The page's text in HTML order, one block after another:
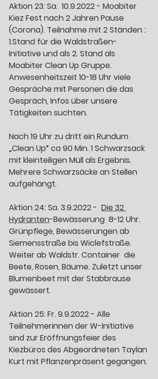
Aktion 23: Sa.  10.9.2022 - Moabiter
Kiez Fest nach 2 Jahren Pause
(Corona). Teilnahme mit 2 Ständen :
1.Stand für die Waldstraßen-
Initiative und als 2. Stand als
Moabiter Clean Up Gruppe.
Anwesenheitszeit 10-18 Uhr viele
Gespräche mit Personen die das
Gespräch, Infos über unsere
Tätigkeiten suchten.
Nach 19 Uhr zu dritt ein Rundum
„Clean Up“ ca 90 Min. 1 Schwarzsack
mit kleinteiligen Müll als Ergebnis.
Mehrere Schwarzsäcke an Stellen
aufgehängt.
Aktion 24: Sa. 3.9.2022 - Die 32
Hydranten-Bewässerung  8-12 Uhr.
Grünpflege, Bewässerungen ab
Siemensstraße bis Wiclefstraße.
Weiter ab Waldstr. Container  die
Beete, Rosen, Bäume. Zuletzt unser
Blumenbeet mit der Stabbrause
gewässert.
Aktion 25: Fr. 9.9.2022 - Alle
Teilnehmerinnen der W-Initiative
sind zur Eröffnungsfeier des
Kiezbüros des Abgeordneten Taylan
Kurt mit Pflanzenpräsent gegangen.